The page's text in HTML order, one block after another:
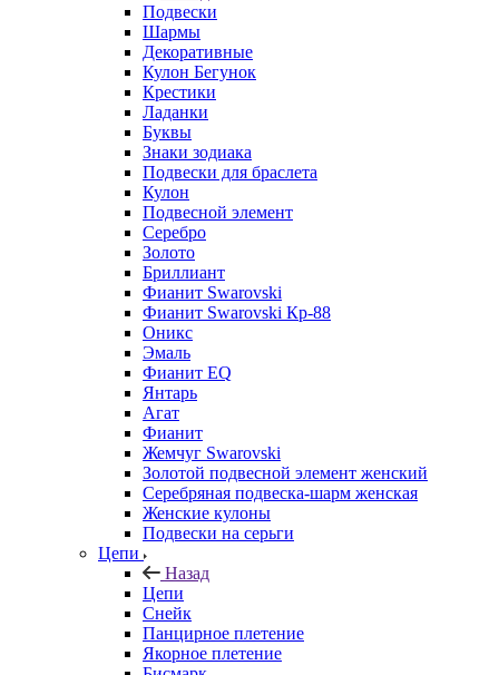
Подвески
Шармы
Декоративные
Кулон Бегунок
Крестики
Ладанки
Буквы
Знаки зодиака
Подвески для браслета
Кулон
Подвесной элемент
Серебро
Золото
Бриллиант
Фианит Swarovski
Фианит Swarovski Кр-88
Оникс
Эмаль
Фианит EQ
Янтарь
Агат
Фианит
Жемчуг Swarovski
Золотой подвесной элемент женcкий
Серебряная подвеска-шарм женская
Женские кулоны
Подвески на серьги
Цепи
Назад
Цепи
Снейк
Панцирное плетение
Якорное плетение